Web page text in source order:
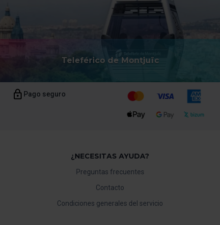
Teleférico de Montjuïc
Pago seguro
¿NECESITAS AYUDA?
Preguntas frecuentes
Contacto
Condiciones generales del servicio